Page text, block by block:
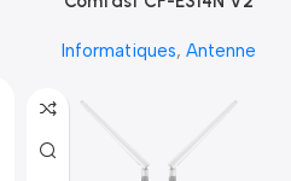
Informatiques, Antenne